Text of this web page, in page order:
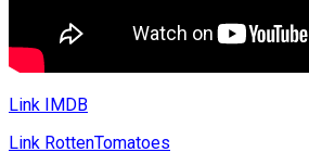
Link IMDB
Link RottenTomatoes